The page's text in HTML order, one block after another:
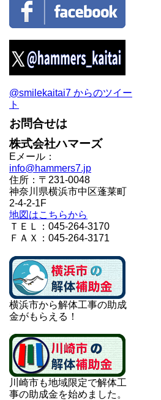
@smilekaitai7 からのツイー
ト
お問合せは
株式会社ハマーズ
Eメール：
info@hammers7.jp
住所：〒231-0048
神奈川県横浜市中区蓬莱町
2-4-2-1F
地図はこちらから
ＴＥＬ：045-264-3170
ＦＡＸ：045-264-3171
横浜市から解体工事の助成
金がもらえる！
川崎市も地域限定で解体工
事の助成金を始めました。